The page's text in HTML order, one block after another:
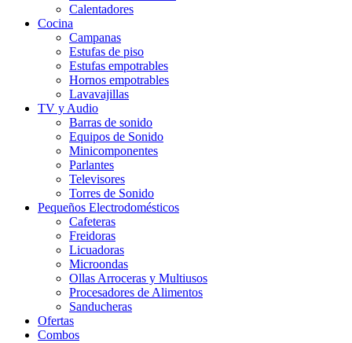
Calentadores
Cocina
Campanas
Estufas de piso
Estufas empotrables
Hornos empotrables
Lavavajillas
TV y Audio
Barras de sonido
Equipos de Sonido
Minicomponentes
Parlantes
Televisores
Torres de Sonido
Pequeños Electrodomésticos
Cafeteras
Freidoras
Licuadoras
Microondas
Ollas Arroceras y Multiusos
Procesadores de Alimentos
Sanducheras
Ofertas
Combos